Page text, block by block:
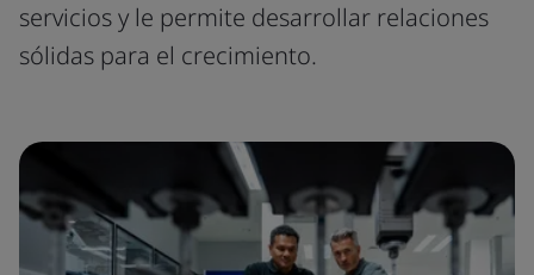
servicios y le permite desarrollar relaciones
sólidas para el crecimiento.